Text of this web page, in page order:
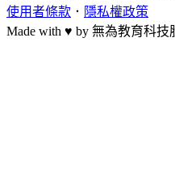
使用者條款 ． 隱私權政策
Made with ♥ by 無為教育科技